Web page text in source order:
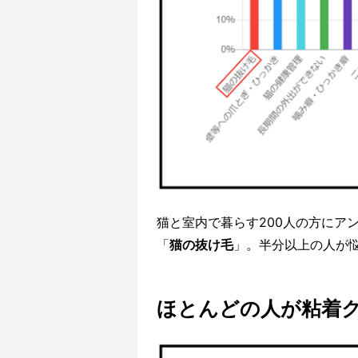
猫と室内で暮らす200人の方にア
「猫の抜け毛」。半分以上の人が
ほとんどの人が粘着